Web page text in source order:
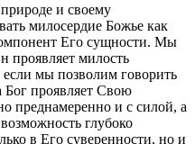
и своему
милосердие Божье как
Его сущности. Мы
проявляет милость
мы позволим говорить
проявляет Свою
преднамеренно и с силой, а
глубоко
в Его суверенности, но и